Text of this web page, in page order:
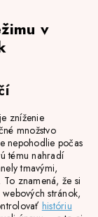
v
zníženie
množstvo
nepohodlie počas
tému nahradí
tmavými,
znamená, že si
stránok,
históriu